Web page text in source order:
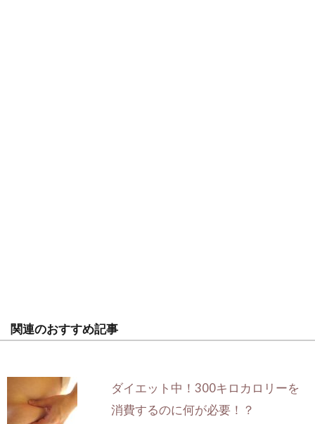
関連のおすすめ記事
ダイエット中！300キロカロリーを
消費するのに何が必要！？